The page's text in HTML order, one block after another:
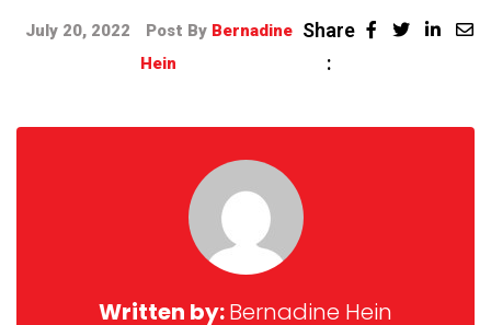
July 20, 2022 Post By Bernadine
Hein
Share
:
Written by:Bernadine Hein